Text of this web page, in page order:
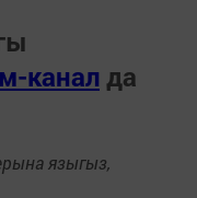
канал да
языгыз,